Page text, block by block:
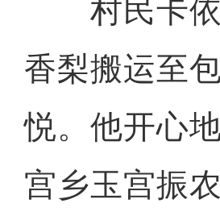
村民卡依
香梨搬运至
悦。他开心
宫乡玉宫振